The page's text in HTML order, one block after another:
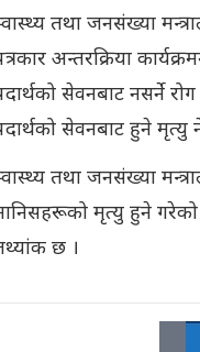
तथा जनसंख्या
अन्तरक्रिया
सेवनबाट नसर्ने
सेवनबाट हुने मृत्यु
तथा जनसंख्या
मृत्यु हुने गरेको
छ ।